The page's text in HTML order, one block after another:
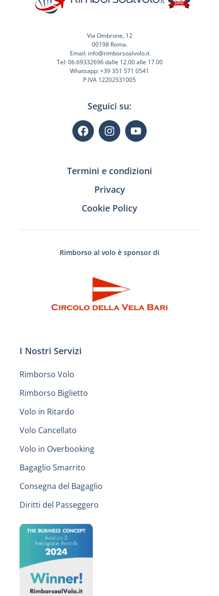
Via Ombrone, 12
00198 Roma.
Email: info@rimborsoalvolo.it
Tel: 06.69332696 dalle 12.00 alle 17.00
Whatsapp: +39 351 571 0541
P.IVA 12202531005
Seguici su:
Termini e condizioni
Privacy
Cookie Policy
Rimborso al volo è sponsor di
I Nostri Servizi
Rimborso Volo
Rimborso Biglietto
Volo in Ritardo
Volo Cancellato
Volo in Overbooking
Bagaglio Smarrito
Consegna del Bagaglio
Diritti del Passeggero